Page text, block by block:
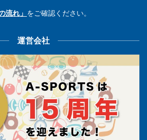
流れ」 をご確認ください。
運営会社